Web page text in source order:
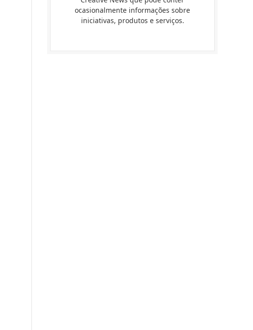
ocasionalmente informações sobre
iniciativas, produtos e serviços.